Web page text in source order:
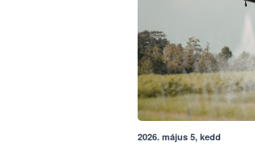
2026. május 5, kedd